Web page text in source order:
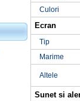
Culori
Ecran
Tip
Marime
Altele
Sunet si